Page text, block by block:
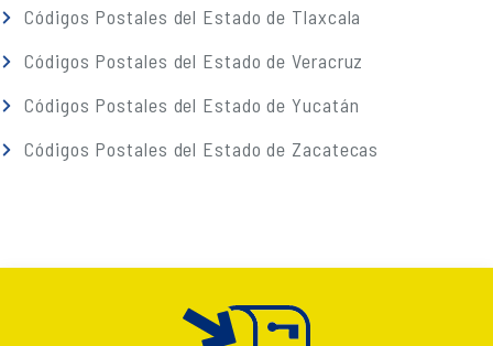
Códigos Postales del Estado de Tlaxcala
Códigos Postales del Estado de Veracruz
Códigos Postales del Estado de Yucatán
Códigos Postales del Estado de Zacatecas